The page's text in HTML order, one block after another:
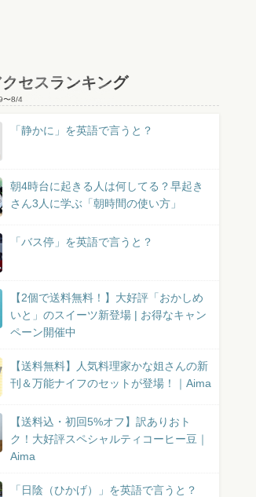
クセスランキング
〜8/4
「静かに」を英語で言うと？
朝4時台に起きる人は何してる？早起き
さん3人に学ぶ「朝時間の使い方」
「バス停」を英語で言うと？
【2個で送料無料！】大好評「おかしめ
いと」のスイーツ新登場 | お得なキャン
ペーン開催中
【送料無料】人気料理家かな姐さんの新
刊＆万能ナイフのセットが登場！｜Aima
【送料込・初回5%オフ】訳ありおト
ク！大好評スペシャルティコーヒー豆｜
Aima
「日陰（ひかげ）」を英語で言うと？